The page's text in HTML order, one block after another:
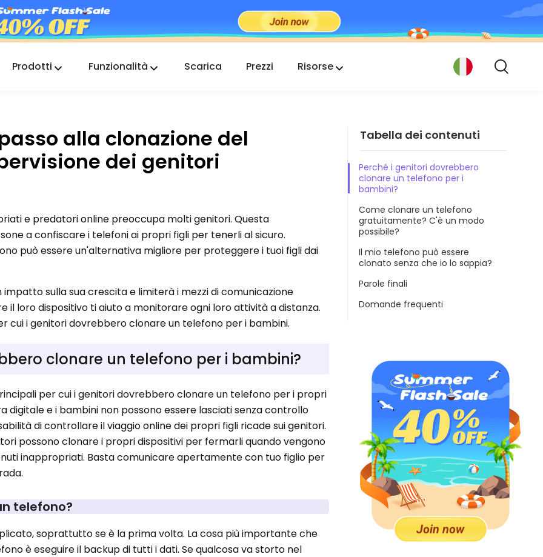
Prodotti
FlashGet Finder
La sicurezza antifurto del tuo telefono, la nostra
responsabilità.
Funzionalità Scarica Prezzi Risorse
alla clonazione del
dei genitori
e predatori online preoccupa molti genitori. Questa
a confiscare i telefoni ai propri figli per tenerli al sicuro.
può essere un'alternativa migliore per proteggere i tuoi figli dai
sulla sua crescita e limiterà i mezzi di comunicazione
il loro dispositivo ti aiuto a monitorare ogni loro attività a distanza.
cui i genitori dovrebbero clonare un telefono per i bambini.
clonare un telefono per i bambini?
per cui i genitori dovrebbero clonare un telefono per i propri
digitale e i bambini non possono essere lasciati senza controllo
di controllare il viaggio online dei propri figli ricade sui genitori.
possono clonare i propri dispositivi per fermarli quando vengono
inappropriati. Basta comunicare apertamente con tuo figlio per
telefono?
soprattutto se è la prima volta. La cosa più importante che
è eseguire il backup di tutti i dati. Se qualcosa va storto nel
Tabella dei contenuti
Perché i genitori dovrebbero
clonare un telefono per i
bambini?
Come clonare un telefono
gratuitamente? C'è un modo
possibile?
Il mio telefono può essere
clonato senza che io lo sappia?
Parole finali
Domande frequenti